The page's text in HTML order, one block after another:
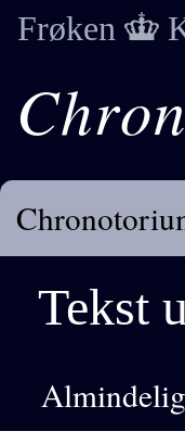
Frøken
Tekst
Almindelig